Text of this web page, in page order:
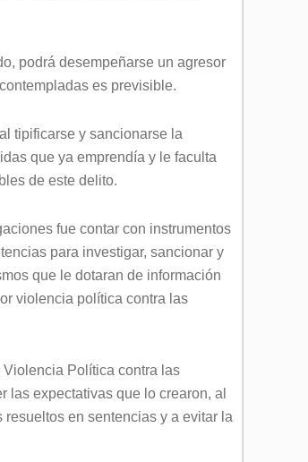
podrá desempeñarse un agresor
es previsible.
tipificarse y sancionarse la
que ya emprendía y le faculta
de este delito.
fue contar con instrumentos
para investigar, sancionar y
que le dotaran de información
violencia política contra las
Política contra las
las expectativas que lo crearon, al
en sentencias y a evitar la